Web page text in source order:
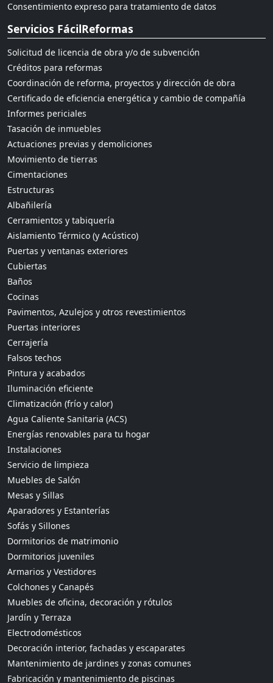
Consentimiento expreso para tratamiento de datos
Servicios FácilReformas
Solicitud de licencia de obra y/o de subvención
Créditos para reformas
Coordinación de reforma, proyectos y dirección de obra
Certificado de eficiencia energética y cambio de compañía
Informes periciales
Tasación de inmuebles
Actuaciones previas y demoliciones
Movimiento de tierras
Cimentaciones
Estructuras
Albañilería
Cerramientos y tabiquería
Aislamiento Térmico (y Acústico)
Puertas y ventanas exteriores
Cubiertas
Baños
Cocinas
Pavimentos, Azulejos y otros revestimientos
Puertas interiores
Cerrajería
Falsos techos
Pintura y acabados
Iluminación eficiente
Climatización (frío y calor)
Agua Caliente Sanitaria (ACS)
Energías renovables para tu hogar
Instalaciones
Servicio de limpieza
Muebles de Salón
Mesas y Sillas
Aparadores y Estanterías
Sofás y Sillones
Dormitorios de matrimonio
Dormitorios juveniles
Armarios y Vestidores
Colchones y Canapés
Muebles de oficina, decoración y rótulos
Jardín y Terraza
Electrodomésticos
Decoración interior, fachadas y escaparates
Mantenimiento de jardines y zonas comunes
Fabricación y mantenimiento de piscinas